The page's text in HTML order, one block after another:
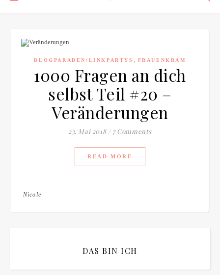
BLOGPARADEN/LINKPARTYS , FRAUENKRAM
1000 Fragen an dich
selbst Teil #20 –
Veränderungen
23. Mai 2018 / 7 Comments
READ MORE
Nicole
DAS BIN ICH